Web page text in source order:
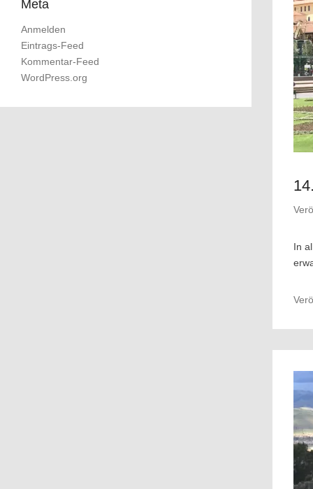
In
Meta
Anmelden
Eintrags-Feed
Kommentar-Feed
WordPress.org